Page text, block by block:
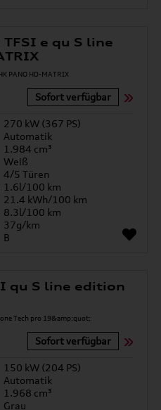
e qu S line
Sofort verfügbar
270 kW (367 PS)
Automatik
1.984 cm³
Weiß
4/5 Türen
1.6l/100 km
21.4 kWh/100 km
8.3l/100 km
37g/km
B
qu S line edition
Sofort verfügbar
150 kW (204 PS)
Automatik
1.968 cm³
Grau